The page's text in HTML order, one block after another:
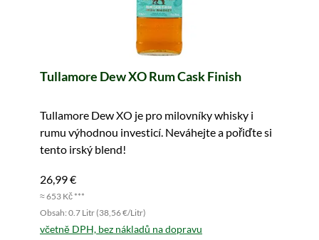
Tullamore Dew XO Rum Cask Finish
Tullamore Dew XO je pro milovníky whisky i
rumu výhodnou investicí. Neváhejte a pořiďte si
tento irský blend!
26,99 €
≈ 653 Kč ***
Obsah: 0.7 Litr (38,56 €/Litr)
včetně DPH, bez nákladů na dopravu